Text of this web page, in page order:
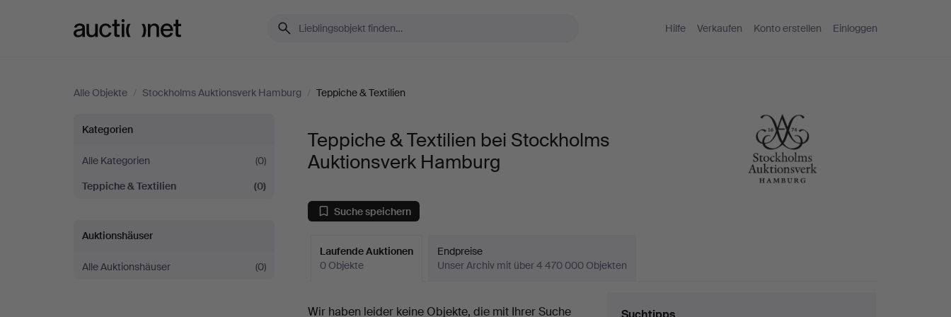
Hilfe Verkaufen Konto erstellen Einloggen
Alle Objekte / Stockholms Auktionsverk Hamburg / Teppiche & Textilien
Teppiche
&
Textilien
bei
Stockholms
Kategorien
Alle Kategorien
(0)
Teppiche & Textilien
(0)
Auktionshäuser
Alle Auktionshäuser (0)
Teppiche & Textilien bei Stockholms
Auktionsverk Hamburg
Suche speichern
Laufende Auktionen
0 Objekte
Endpreise
Unser Archiv mit über 4 470 000 Objekten
Laufende
Wir haben leider keine Objekte, die mit Ihrer Suche